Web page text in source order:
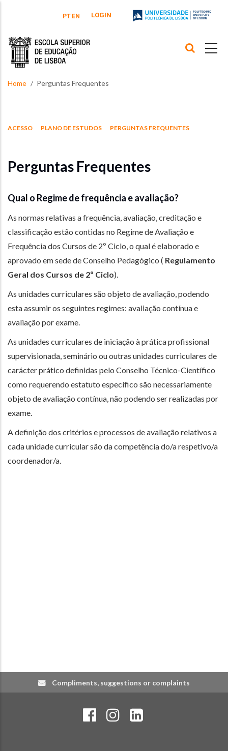
PT EN LOGIN
Home Perguntas Frequentes
ACESSO PLANO DE ESTUDOS PERGUNTAS FREQUENTES
Perguntas Frequentes
Qual o Regime de frequência e avaliação?
As normas relativas a frequência, avaliação, creditação e
classificação estão contidas no Regime de Avaliação e
Frequência dos Cursos de 2º Ciclo, o qual é elaborado e
aprovado em sede de Conselho Pedagógico ( Regulamento
Geral dos Cursos de 2º Ciclo).
As unidades curriculares são objeto de avaliação, podendo
esta assumir os seguintes regimes: avaliação contínua e
avaliação por exame.
As unidades curriculares de iniciação à prática profissional
supervisionada, seminário ou outras unidades curriculares de
carácter prático definidas pelo Conselho Técnico-Científico
como requerendo estatuto específico são necessariamente
objeto de avaliação contínua, não podendo ser realizadas por
exame.
A definição dos critérios e processos de avaliação relativos a
cada unidade curricular são da competência do/a respetivo/a
coordenador/a.
Compliments, suggestions or complaints